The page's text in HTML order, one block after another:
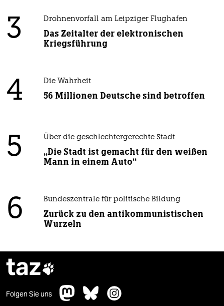
3 Drohnenvorfall am Leipziger Flughafen
Das Zeitalter der elektronischen
Kriegsführung
4 Die Wahrheit
56 Millionen Deutsche sind betroffen
5 Über die geschlechtergerechte Stadt
„Die Stadt ist gemacht für den weißen
Mann in einem Auto“
6 Bundeszentrale für politische Bildung
Zurück zu den antikommunistischen
Wurzeln
taz
Folgen Sie uns